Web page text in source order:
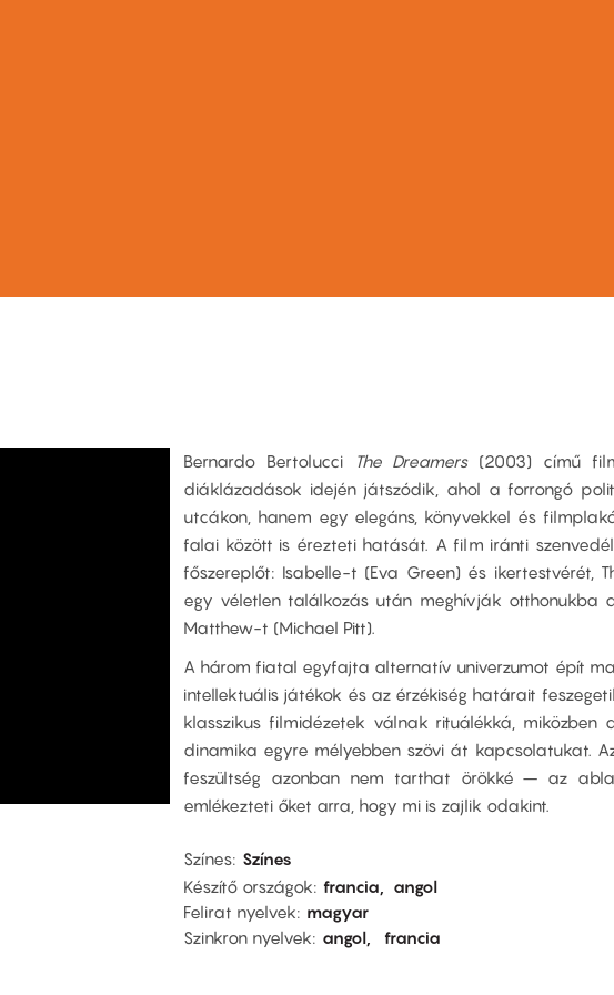
Bernardo Bertolucci The Dreamers(2003) című
diáklázadások idején játszódik, ahol a forrongó
utcákon, hanem egy elegáns, könyvekkel és
falai között is érezteti hatását. A film iránti
főszereplőt: Isabelle-t (Eva Green) és ikertestvérét,
egy véletlen találkozás után meghívják otthonukba
Matthew-t (Michael Pitt).
A három fiatal egyfajta alternatív univerzumot épít
intellektuális játékok és az érzékiség határait
klasszikus filmidézetek válnak rituálékká,
dinamika egyre mélyebben szövi át kapcsolatukat.
feszültség azonban nem tarthat örökké – az
emlékezteti őket arra, hogy mi is zajlik odakint.
Színes Színes
Készítő országok francia
angol
Felirat nyelvek
magyar
Szinkron nyelvek
angol francia